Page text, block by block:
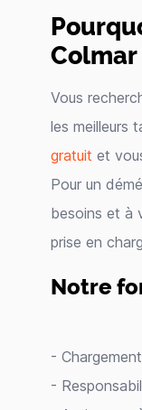
Colmar
Vous
les meilleurs
gratuit et
Pour un
besoins et à
prise en
Notre
-
-